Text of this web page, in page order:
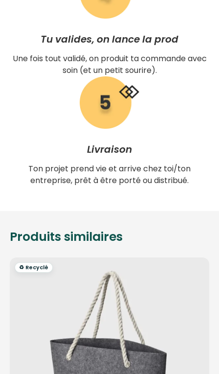
Tu valides, on lance la prod
Une fois tout validé, on produit ta commande avec
soin (et un petit sourire).
Livraison
Ton projet prend vie et arrive chez toi/ton
entreprise, prêt à être porté ou distribué.
Produits similaires
♻️ Recyclé